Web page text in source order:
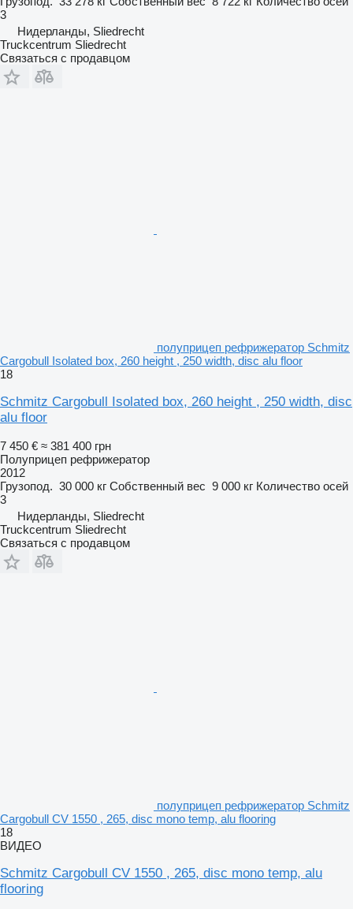
3
Нидерланды, Sliedrecht
Truckcentrum Sliedrecht
Связаться с продавцом
полуприцеп рефрижератор Schmitz
Cargobull Isolated box, 260 height , 250 width, disc alu floor
18
Schmitz Cargobull Isolated box, 260 height , 250 width, disc
alu floor
7 450 € ≈ 381 400 грн
Полуприцеп рефрижератор
2012
Грузопод. 30 000 кг Собственный вес 9 000 кг Количество осей
3
Нидерланды, Sliedrecht
Truckcentrum Sliedrecht
Связаться с продавцом
полуприцеп рефрижератор Schmitz
Cargobull CV 1550 , 265, disc mono temp, alu flooring
18
ВИДЕО
Schmitz Cargobull CV 1550 , 265, disc mono temp, alu
flooring